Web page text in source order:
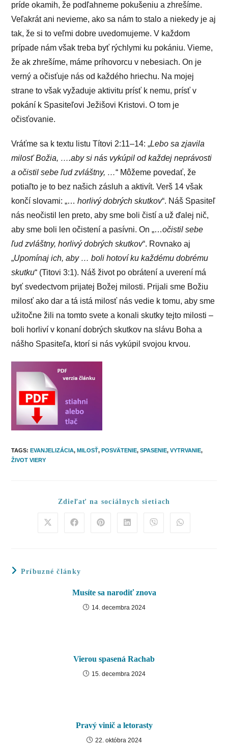
príde okamih, že podľahneme pokušeniu a zhrešíme.
Veľakrát ani nevieme, ako sa nám to stalo a niekedy je aj
tak, že si to veľmi dobre uvedomujeme. V každom
prípade nám však treba byť rýchlymi ku pokániu. Vieme,
že ak zhrešíme, máme príhovorcu v nebesiach. On je
verný a očisťuje nás od každého hriechu. Na mojej
strane to však vyžaduje aktivitu prísť k nemu, prísť v
pokání k Spasiteľovi Ježišovi Kristovi. O tom je
očisťovanie.
Vráťme sa k textu listu Títovi 2:11–14: „Lebo sa zjavila
milosť Božia, ….aby si nás vykúpil od každej neprávosti
a očistil sebe ľud zvláštny, …“ Môžeme povedať, že
potiaľto je to bez našich zásluh a aktivít. Verš 14 však
končí slovami: „…horlivý dobrých skutkov“. Náš Spasiteľ
nás neočistil len preto, aby sme boli čistí a už ďalej nič,
aby sme boli len očistení a pasívni. On „…očistil sebe
ľud zvláštny, horlivý dobrých skutkov“. Rovnako aj
„Upomínaj ich, aby … boli hotoví ku každému dobrému
skutku“ (Titovi 3:1). Náš život po obrátení a uverení má
byť svedectvom prijatej Božej milosti. Prijali sme Božiu
milosť ako dar a tá istá milosť nás vedie k tomu, aby sme
užitočne žili na tomto svete a konali skutky tejto milosti –
boli horliví v konaní dobrých skutkov na slávu Boha a
nášho Spasiteľa, ktorí si nás vykúpil svojou krvou.
TAGS: EVANJELIZÁCIA, MILOSŤ, POSVÄTENIE, SPASENIE, VYTRVANIE,
ŽIVOT VIERY
Zdieľať na sociálnych sietiach
content
Opens
Opens
Opens
Opens
Opens
Opens
Príbuzné články
Musíte sa narodiť znova
14. decembra 2024
Vierou spasená Rachab
15. decembra 2024
Pravý vinič a letorasty
22. októbra 2024